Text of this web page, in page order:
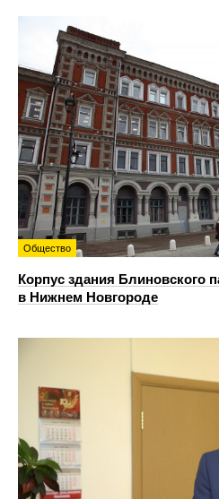
Общество
Корпус здания Блиновского
в Нижнем Новгороде